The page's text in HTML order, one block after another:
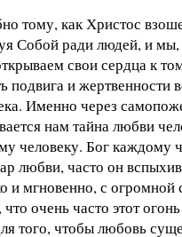
тому, как Христос
Собой ради людей, и мы,
свои сердца к
подвига и жертвенности
Именно через
нам тайна любви
человеку. Бог каждому
любви, часто он
и мгновенно, с
что очень часто этот
того, чтобы любовь